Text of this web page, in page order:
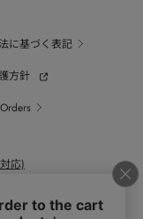
に基づく表記
方針
応)
～18：00）